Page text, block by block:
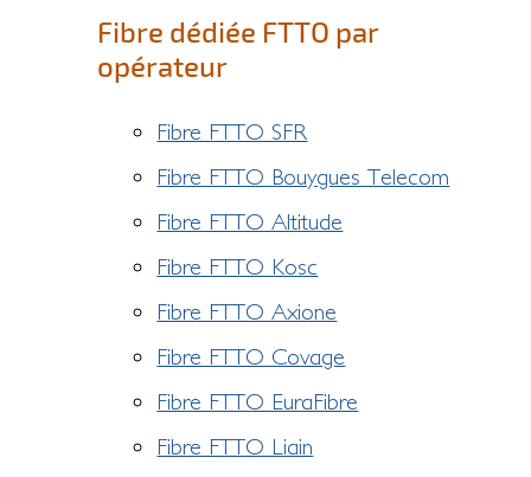
Fibre dédiée FTTO par
opérateur
Fibre FTTO SFR
Fibre FTTO Bouygues Telecom
Fibre FTTO Altitude
Fibre FTTO Kosc
Fibre FTTO Axione
Fibre FTTO Covage
Fibre FTTO EuraFibre
Fibre FTTO Liain